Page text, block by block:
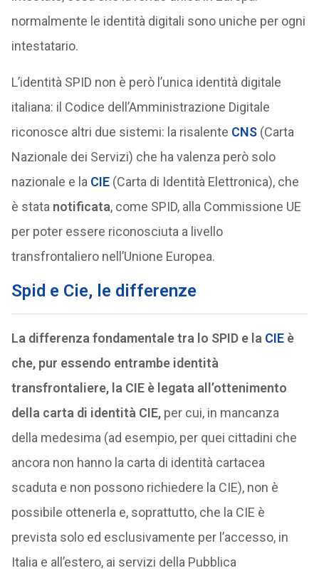
normalmente le identità digitali sono uniche per ogni
intestatario.
L’identità SPID non è però l’unica identità digitale
italiana: il Codice dell’Amministrazione Digitale
riconosce altri due sistemi: la risalente CNS (Carta
Nazionale dei Servizi) che ha valenza però solo
nazionale e la CIE (Carta di Identità Elettronica), che
è stata notificata, come SPID, alla Commissione UE
per poter essere riconosciuta a livello
transfrontaliero nell’Unione Europea.
Spid e Cie, le differenze
La differenza fondamentale tra lo SPID e la CIEè
che, pur essendo entrambe identità
transfrontaliere, la CIE è legata all’ottenimento
della carta di identità CIE,per cui, in mancanza
della medesima (ad esempio, per quei cittadini che
ancora non hanno la carta di identità cartacea
scaduta e non possono richiedere la CIE), non è
possibile ottenerla e, soprattutto, che la CIE è
prevista solo ed esclusivamente per l’accesso, in
Italia e all’estero, ai servizi della Pubblica